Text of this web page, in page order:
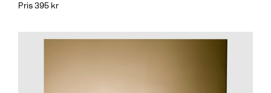
Pris 395 kr